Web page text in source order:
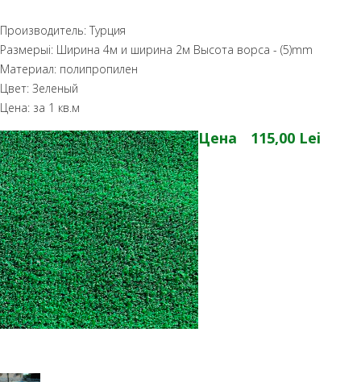
Производитель: Турция
Размерыi: Ширина 4м и ширина 2м Высота ворса - (5)mm
Материал: полипропилен
Цвет: Зеленый
Цена: за 1 кв.м
Цена 115,00 Lei